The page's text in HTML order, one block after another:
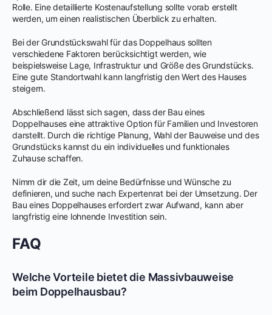
Rolle. Eine detaillierte Kostenaufstellung sollte vorab erstellt
werden, um einen realistischen Überblick zu erhalten.
Bei der Grundstückswahl für das Doppelhaus sollten
verschiedene Faktoren berücksichtigt werden, wie
beispielsweise Lage, Infrastruktur und Größe des Grundstücks.
Eine gute Standortwahl kann langfristig den Wert des Hauses
steigern.
Abschließend lässt sich sagen, dass der Bau eines
Doppelhauses eine attraktive Option für Familien und Investoren
darstellt. Durch die richtige Planung, Wahl der Bauweise und des
Grundstücks kannst du ein individuelles und funktionales
Zuhause schaffen.
Nimm dir die Zeit, um deine Bedürfnisse und Wünsche zu
definieren, und suche nach Expertenrat bei der Umsetzung. Der
Bau eines Doppelhauses erfordert zwar Aufwand, kann aber
langfristig eine lohnende Investition sein.
FAQ
Welche Vorteile bietet die Massivbauweise
beim Doppelhausbau?